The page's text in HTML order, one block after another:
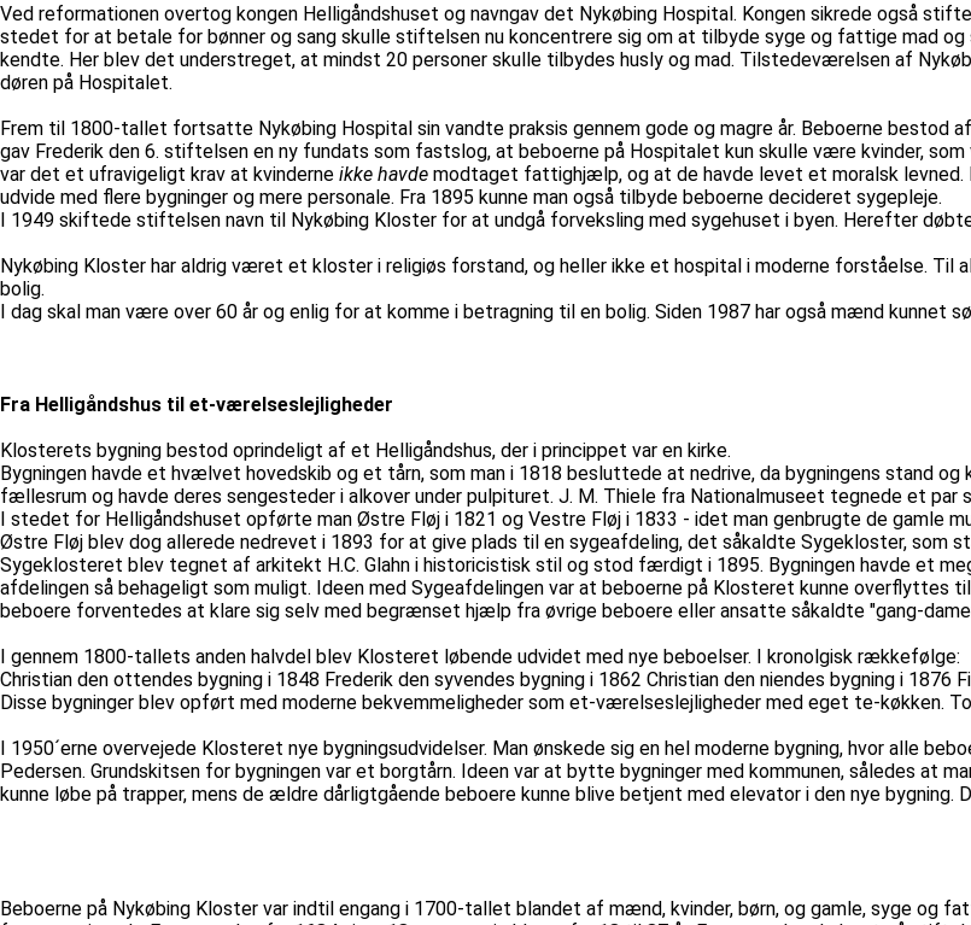
Ved reformationen overtog kongen Helligåndshuset og navngav det Nykøbing Hospital. Kongen sikrede også
stedet for at betale for bønner og sang skulle stiftelsen nu koncentrere sig om at tilbyde syge og fattige mad
kendte. Her blev det understreget, at mindst 20 personer skulle tilbydes husly og mad. Tilstedeværelsen af
døren på Hospitalet.
Frem til 1800-tallet fortsatte Nykøbing Hospital sin vandte praksis gennem gode og magre år. Beboerne bestod
gav Frederik den 6. stiftelsen en ny fundats som fastslog, at beboerne på Hospitalet kun skulle være kvinder,
var det et ufravigeligt krav at kvinderne ikke havde modtaget fattighjælp, og at de havde levet et moralsk
udvide med flere bygninger og mere personale. Fra 1895 kunne man også tilbyde beboerne decideret sygepleje.
I 1949 skiftede stiftelsen navn til Nykøbing Kloster for at undgå forveksling med sygehuset i byen. Herefter
Nykøbing Kloster har aldrig været et kloster i religiøs forstand, og heller ikke et hospital i moderne forståelse.
bolig.
I dag skal man være over 60 år og enlig for at komme i betragning til en bolig. Siden 1987 har også mænd kunnet
Fra Helligåndshus til et-værelseslejligheder
Klosterets bygning bestod oprindeligt af et Helligåndshus, der i princippet var en kirke.
Bygningen havde et hvælvet hovedskib og et tårn, som man i 1818 besluttede at nedrive, da bygningens stand
fællesrum og havde deres sengesteder i alkover under pulpituret. J. M. Thiele fra Nationalmuseet tegnede et par
I stedet for Helligåndshuset opførte man Østre Fløj i 1821 og Vestre Fløj i 1833 - idet man genbrugte de gamle
Østre Fløj blev dog allerede nedrevet i 1893 for at give plads til en sygeafdeling, det såkaldte Sygekloster, som
Sygeklosteret blev tegnet af arkitekt H.C. Glahn i historicistisk stil og stod færdigt i 1895. Bygningen havde et
afdelingen så behageligt som muligt. Ideen med Sygeafdelingen var at beboerne på Klosteret kunne overflyttes
beboere forventedes at klare sig selv med begrænset hjælp fra øvrige beboere eller ansatte såkaldte "gang-
I gennem 1800-tallets anden halvdel blev Klosteret løbende udvidet med nye beboelser. I kronolgisk rækkefølge:
Christian den ottendes bygning i 1848 Frederik den syvendes bygning i 1862 Christian den niendes bygning i 1876
Disse bygninger blev opført med moderne bekvemmeligheder som et-værelseslejligheder med eget te-køkken.
I 1950´erne overvejede Klosteret nye bygningsudvidelser. Man ønskede sig en hel moderne bygning, hvor alle
Pedersen. Grundskitsen for bygningen var et borgtårn. Ideen var at bytte bygninger med kommunen, således at
kunne løbe på trapper, mens de ældre dårligtgående beboere kunne blive betjent med elevator i den nye bygning.
Beboerne på Nykøbing Kloster var indtil engang i 1700-tallet blandet af mænd, kvinder, børn, og gamle, syge og